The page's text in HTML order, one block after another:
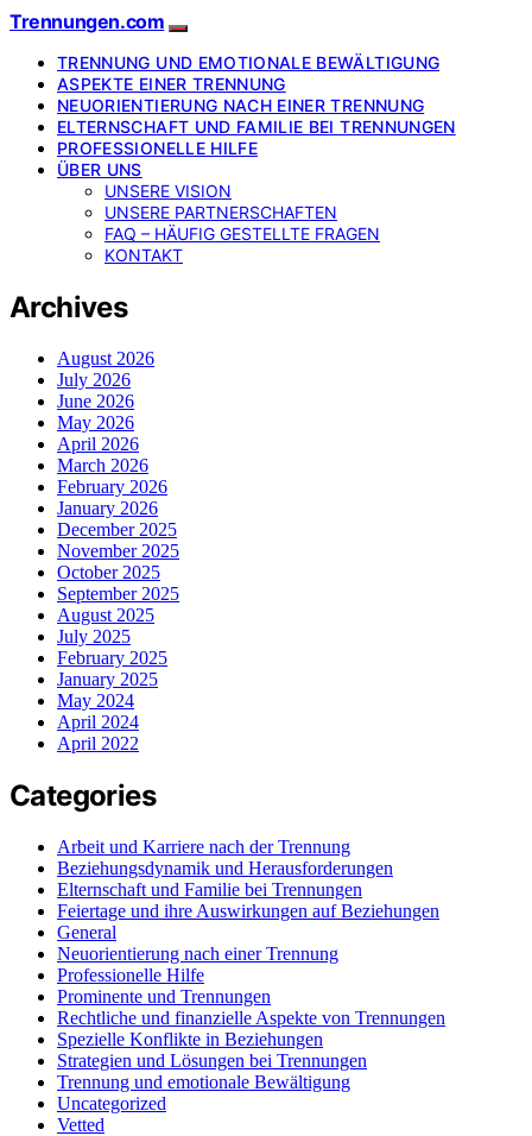
Trennungen.com
TRENNUNG UND EMOTIONALE BEWÄLTIGUNG
ASPEKTE EINER TRENNUNG
NEUORIENTIERUNG NACH EINER TRENNUNG
ELTERNSCHAFT UND FAMILIE BEI TRENNUNGEN
PROFESSIONELLE HILFE
ÜBER UNS
UNSERE VISION
UNSERE PARTNERSCHAFTEN
FAQ – HÄUFIG GESTELLTE FRAGEN
KONTAKT
Archives
August 2026
July 2026
June 2026
May 2026
April 2026
March 2026
February 2026
January 2026
December 2025
November 2025
October 2025
September 2025
August 2025
July 2025
February 2025
January 2025
May 2024
April 2024
April 2022
Categories
Arbeit und Karriere nach der Trennung
Beziehungsdynamik und Herausforderungen
Elternschaft und Familie bei Trennungen
Feiertage und ihre Auswirkungen auf Beziehungen
General
Neuorientierung nach einer Trennung
Professionelle Hilfe
Prominente und Trennungen
Rechtliche und finanzielle Aspekte von Trennungen
Spezielle Konflikte in Beziehungen
Strategien und Lösungen bei Trennungen
Trennung und emotionale Bewältigung
Uncategorized
Vetted